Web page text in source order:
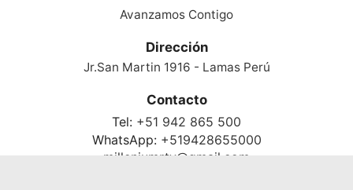
Avanzamos Contigo
Dirección
Jr.San Martin 1916 - Lamas Perú
Contacto
Tel: +51 942 865 500
WhatsApp: +519428655000
milleniumrtv@gmail.com